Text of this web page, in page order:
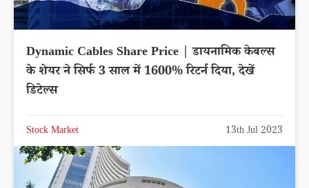
Dynamic Cables Share Price | डायनामिक केबल्स
के शेयर ने सिर्फ 3 साल में 1600% रिटर्न दिया, देखें
डिटेल्स
Stock Market 13th Jul 2023